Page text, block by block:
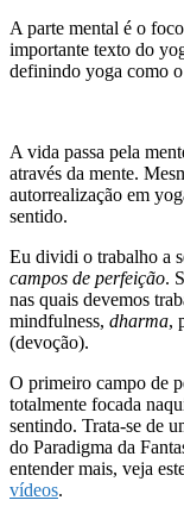
A parte mental é o
importante texto do
definindo yoga como
A vida passa pela
através da mente.
autorrealização em
sentido.
Eu dividi o trabalho a
campos de perfeição.
nas quais devemos
mindfulness, dharma,
(devoção).
O primeiro campo de
totalmente focada
sentindo. Trata-se de
do Paradigma da
entender mais, veja
vídeos.